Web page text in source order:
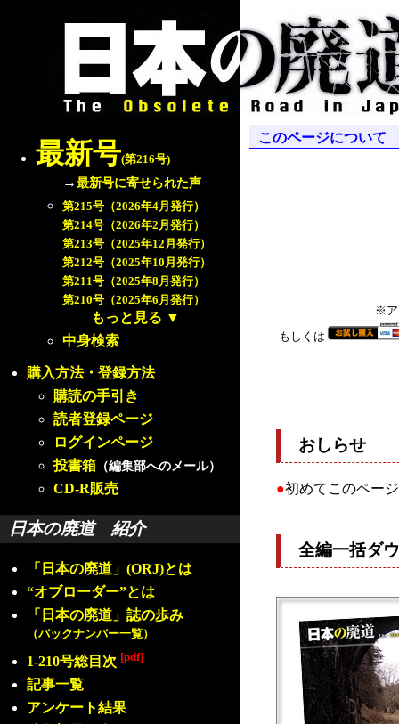
最新号(第216号)
→最新号に寄せられた声
第215号（2026年4月発行）
第214号（2026年2月発行）
第213号（2025年12月発行）
第212号（2025年10月発行）
第211号（2025年8月発行）
第210号（2025年6月発行）
もっと見る ▼
中身検索
購入方法・登録方法
購読の手引き
読者登録ページ
ログインページ
投書箱 （編集部へのメール）
CD-R販売
日本の廃道 紹介
「日本の廃道」(ORJ)とは
“オブローダー”とは
「日本の廃道」誌の歩み
（バックナンバー一覧）
1-210号総目次 [pdf]
記事一覧
アンケート結果
このページについて
※ア
もしくは
おしらせ
●初めてこのペー
全編一括ダ